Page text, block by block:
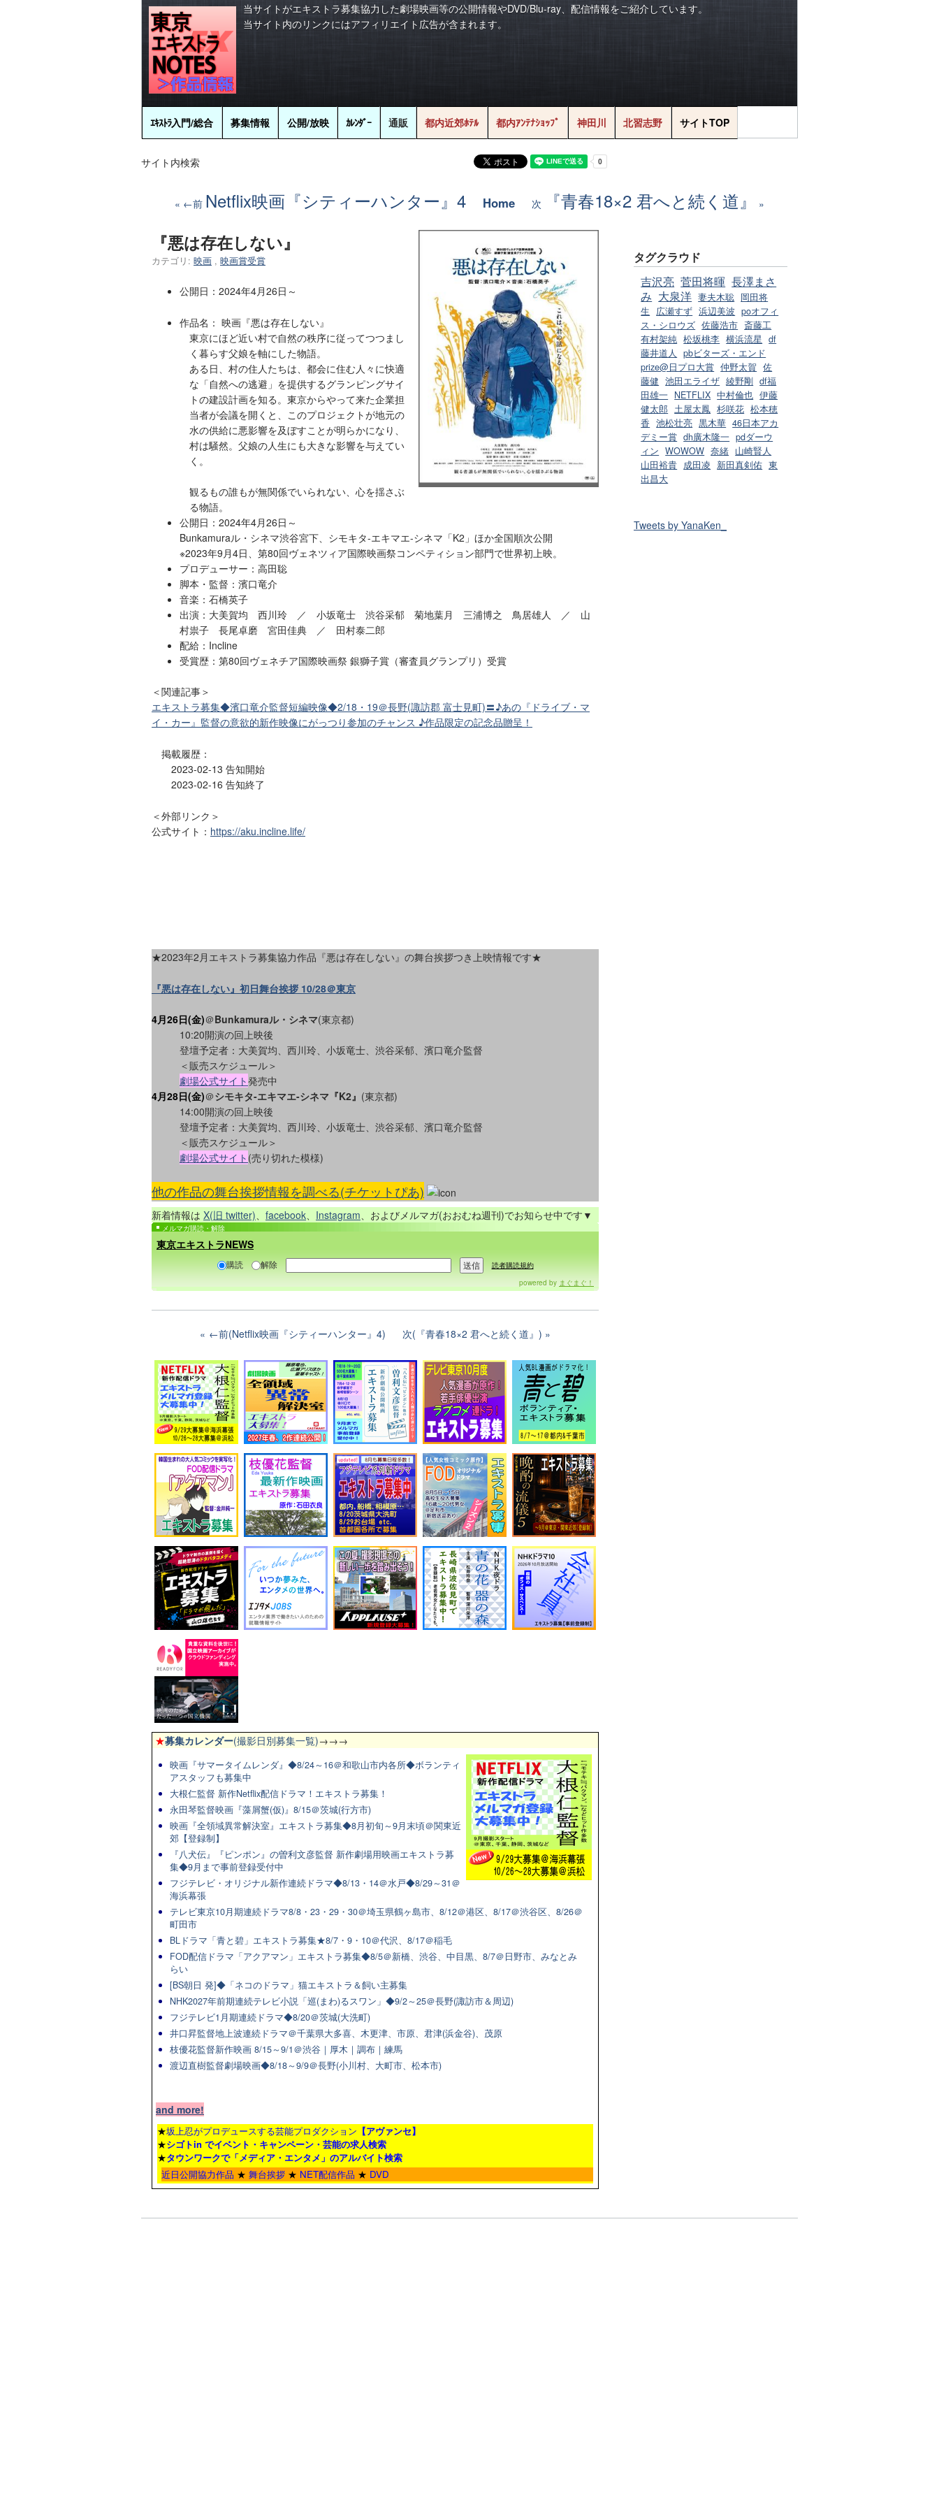
当サイトがエキストラ募集協力した劇場映画等の公開情報やDVD/Blu-ray、配信情報をご紹介しています。
当サイト内のリンクにはアフィリエイト広告が含まれます。
ｴｷｽﾄﾗ入門/総合 募集情報 公開/放映 ｶﾚﾝﾀﾞｰ 通販 都内近郊ﾎﾃﾙ 都内ｱﾝﾃﾅｼｮｯﾌﾟ 神田川 北習志野 サイトTOP
サイト内検索
←前 Netflix映画『シティーハンター』4 Home 次 『青春18×2 君へと続く道』
『悪は存在しない』
カテゴリ: 映画 , 映画賞受賞
公開日：2024年4月26日～
作品名： 映画『悪は存在しない』
東京にほど近い村で自然の秩序に従ってつつまし
く暮らす父娘を軸にした物語。
ある日、村の住人たちは、都会に住む人々に快適
な「自然への逃避」を提供するグランピングサイ
トの建設計画を知る。東京からやって来た企業担
当者が会議を開くと、このプロジェクトが地元の
水の供給に悪影響を及ぼすことが明らかになり、
村は騒然。父娘の人生にも大きな影響を与えてい
く。
観るもの誰もが無関係でいられない、心を揺さぶ
る物語。
公開日：2024年4月26日～
Bunkamuraル・シネマ渋谷宮下、シモキタ-エキマエ-シネマ「K2」ほか全国順次公開
※2023年9月4日、第80回ヴェネツィア国際映画祭コンペティション部門で世界初上映。
プロデューサー：高田聡
脚本・監督：濱口竜介
音楽：石橋英子
出演：大美賀均 西川玲 ／ 小坂竜士 渋谷采郁 菊地葉月 三浦博之 鳥居雄人 ／ 山
村祟子 長尾卓磨 宮田佳典 ／ 田村泰二郎
配給：Incline
受賞歴：第80回ヴェネチア国際映画祭 銀獅子賞（審査員グランプリ）受賞
＜関連記事＞
エキストラ募集◆濱口竜介監督短編映像◆2/18・19＠長野(諏訪郡 富士見町)〓♪あの『ドライブ・マ
イ・カー』監督の意欲的新作映像にがっつり参加のチャンス ♪作品限定の記念品贈呈！
掲載履歴：
2023-02-13 告知開始
2023-02-16 告知終了
＜外部リンク＞
公式サイト： https://aku.incline.life/
★2023年2月エキストラ募集協力作品『悪は存在しない』の舞台挨拶つき上映情報です★
『悪は存在しない』初日舞台挨拶 10/28＠東京
4月26日(金)＠Bunkamuraル・シネマ(東京都)
10:20開演の回上映後
登壇予定者：大美賀均、西川玲、小坂竜士、渋谷采郁、濱口竜介監督
＜販売スケジュール＞
劇場公式サイト発売中
4月28日(金)＠シモキタ-エキマエ-シネマ『K2』 (東京都)
14:00開演の回上映後
登壇予定者：大美賀均、西川玲、小坂竜士、渋谷采郁、濱口竜介監督
＜販売スケジュール＞
劇場公式サイト (売り切れた模様)
他の作品の舞台挨拶情報を調べる(チケットぴあ)
新着情報は X(旧 twitter) facebook Instagram 、およびメルマガ(おおむね週刊)でお知らせ中です▼
メルマガ購読・解除
東京エキストラNEWS
購読 解除
読者購読規約
powered by まぐまぐ！
←前(Netflix映画『シティーハンター』4) 次(『青春18×2 君へと続く道』)
★募集カレンダー(撮影日別募集一覧)→→→
映画『サマータイムレンダ』◆8/24～16＠和歌山市内各所◆ボランティ
アスタッフも募集中
大根仁監督 新作Netflix配信ドラマ！エキストラ募集！
永田琴監督映画『藻屑蟹(仮)』8/15＠茨城(行方市)
映画『全領域異常解決室』エキストラ募集◆8月初旬～9月末頃＠関東近
郊【登録制】
『八犬伝』『ピンポン』の曽利文彦監督 新作劇場用映画エキストラ募
集◆9月まで事前登録受付中
フジテレビ・オリジナル新作連続ドラマ◆8/13・14＠水戸◆8/29～31＠
海浜幕張
テレビ東京10月期連続ドラマ8/8・23・29・30＠埼玉県鶴ヶ島市、8/12＠港区、8/17＠渋谷区、8/26＠
町田市
BLドラマ「青と碧」エキストラ募集★8/7・9・10＠代沢、8/17＠稲毛
FOD配信ドラマ「アクアマン」エキストラ募集◆8/5＠新橋、渋谷、中目黒、8/7＠日野市、みなとみ
らい
[BS朝日 発]◆「ネコのドラマ」猫エキストラ＆飼い主募集
NHK2027年前期連続テレビ小説「巡(まわ)るスワン」◆9/2～25＠長野(諏訪市＆周辺)
フジテレビ1月期連続ドラマ◆8/20＠茨城(大洗町)
井口昇監督地上波連続ドラマ＠千葉県大多喜、木更津、市原、君津(浜金谷)、茂原
枝優花監督新作映画 8/15～9/1＠渋谷｜厚木｜調布｜練馬
渡辺直樹監督劇場映画◆8/18～9/9＠長野(小川村、大町市、松本市)
and more!
★坂上忍がプロデュースする芸能プロダクション 【アヴァンセ】
★シゴトin でイベント・キャンペーン・芸能の求人検索
★タウンワークで「メディア・エンタメ」のアルバイト検索
近日公開協力作品 ★ 舞台挨拶 ★ NET配信作品 ★ DVD
タグクラウド
吉沢亮 菅田将暉 長澤まさ
み 大泉洋 妻夫木聡 岡田将
生
広瀬すず 浜辺美波 poオフィ
ス・シロウズ 佐藤浩市 斎藤工
有村架純 松坂桃李 横浜流星 df
藤井道人
pbビターズ・エンド
prize@日プロ大賞 仲野太賀 佐
藤健 池田エライザ 綾野剛 df福
田雄一 NETFLIX 中村倫也 伊藤
健太郎 土屋太鳳 杉咲花 松本穂
香 池松壮亮 黒木華 46日本アカ
デミー賞 dh廣木隆一 pdダーウ
ィン WOWOW 奈緒 山崎賢人
山田裕貴 成田凌 新田真剣佑 東
出昌大
Tweets by YanaKen_